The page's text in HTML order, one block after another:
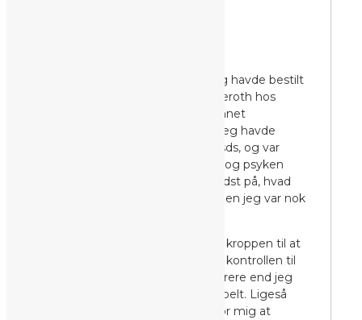
Det var en dag i maj i 2013. Jeg havde bestilt
en prøvetime hos Michael Etzeroth hos
BodyRestart. Michael er uddannet
kropsterapeut ved Body-sds. Jeg havde
engang læst noget om body-sds, og var
nysgerrig på hvordan kroppen og psyken
hænger sammen, og ikke mindst på, hvad
Michael kunne “se” om mig, men jeg var nok
Den første udfordring var at få kroppen til at
slappe af, give slip og overlade kontrollen til
Michael. Det var åbenbart sværere end jeg
troede og det lød ellers så simpelt. Ligeså
svært var det åbenbart også for mig at